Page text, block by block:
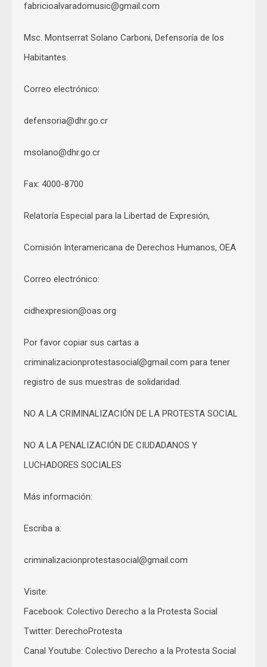
fabricioalvaradomusic@gmail.com
Msc. Montserrat Solano Carboni, Defensoría de los
Habitantes.
Correo electrónico:
defensoria@dhr.go.cr
msolano@dhr.go.cr
Fax: 4000-8700
Relatoría Especial para la Libertad de Expresión,
Comisión Interamericana de Derechos Humanos, OEA
Correo electrónico:
cidhexpresion@oas.org
Por favor copiar sus cartas a
criminalizacionprotestasocial@gmail.com para tener
registro de sus muestras de solidaridad.
NO A LA CRIMINALIZACIÓN DE LA PROTESTA SOCIAL
NO A LA PENALIZACIÓN DE CIUDADANOS Y
LUCHADORES SOCIALES
Más información:
Escriba a:
criminalizacionprotestasocial@gmail.com
Visite:
Facebook: Colectivo Derecho a la Protesta Social
Twitter: DerechoProtesta
Canal Youtube: Colectivo Derecho a la Protesta Social